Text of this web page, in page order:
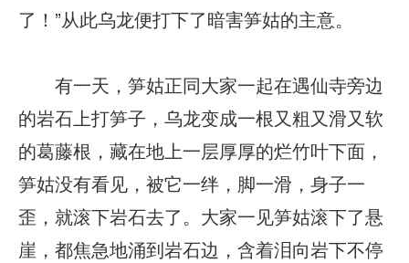
了！”从此乌龙便打下了暗害笋姑的主意。
有一天，笋姑正同大家一起在遇仙寺旁边
的岩石上打笋子，乌龙变成一根又粗又滑又软
的葛藤根，藏在地上一层厚厚的烂竹叶下面，
笋姑没有看见，被它一绊，脚一滑，身子一
歪，就滚下岩石去了。大家一见笋姑滚下了悬
崖，都焦急地涌到岩石边，含着泪向岩下不停